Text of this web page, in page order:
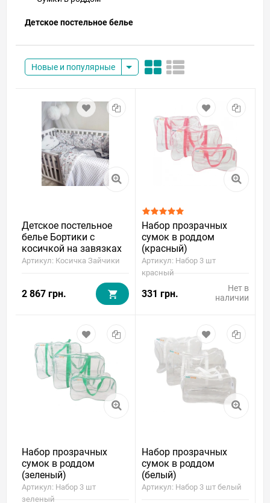
Детское постельное белье
Новые и популярные
Детское постельное
белье Бортики с
косичкой на завязках
Зайчики
Артикул: Косичка Зайчики
2 867 грн.
Набор прозрачных
сумок в роддом
(красный)
Артикул: Набор 3 шт
красный
331 грн.
Нет в
наличии
Набор прозрачных
сумок в роддом
(зеленый)
Артикул: Набор 3 шт
зеленый
Набор прозрачных
сумок в роддом
(белый)
Артикул: Набор 3 шт белый